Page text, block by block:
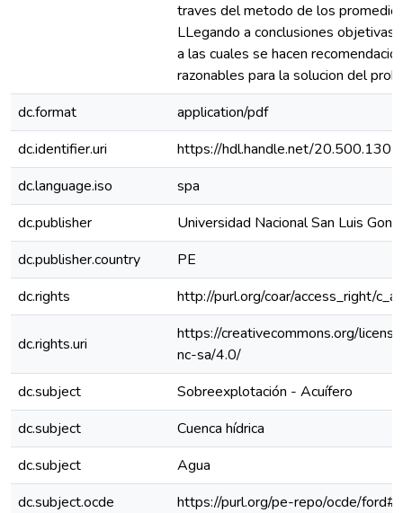
traves del metodo de los
LLegando a conclusiones objetivas
a las cuales se hacen
razonables para la solucion del
dc.format
application/pdf
dc.identifier.uri
https://hdl.handle.net/
dc.language.iso
spa
dc.publisher
Universidad Nacional San Luis
dc.publisher.country
PE
dc.rights
http://purl.org/coar/access_right/
dc.rights.uri
https://creativecommons.org/
nc-sa/4.0/
dc.subject
Sobreexplotación - Acuífero
dc.subject
Cuenca hídrica
dc.subject
Agua
dc.subject.ocde
https://purl.org/pe-repo/ocde/